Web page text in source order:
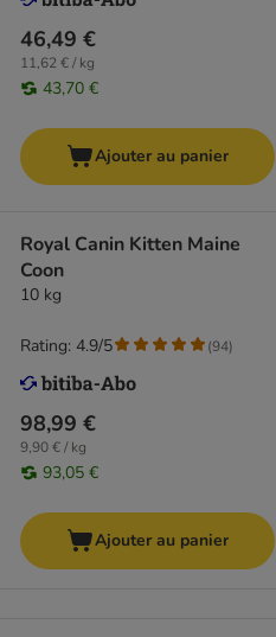
46,49 €
11,62 € / kg
43,70 €
Ajouter au panier
Royal Canin Kitten Maine
Coon
10 kg
98,99 €
9,90 € / kg
93,05 €
Rating: 4.9/5 (94)
Ajouter au panier